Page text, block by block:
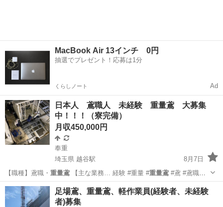
MacBook Air 13インチ 0円
抽選でプレゼント！応募は1分
くらしノート Ad
日本人 鳶職人 未経験 重量鳶 大募集
中！！！（寮完備）
月収450,000円
奉重
埼玉県 越谷駅
8月7日
【職種】鳶職・ 重量鳶 【主な業務… 経験 #重量 #重量鳶#鳶 #鳶職
人…
埼玉 越谷市 越谷駅 鳶職 未経験
足場鳶、重量鳶、軽作業員(経験者、未経験
者)募集